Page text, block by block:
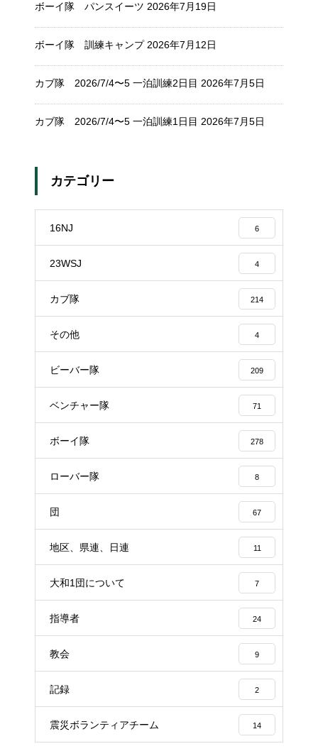
ボーイ隊 パンスイーツ 2026年7月19日
ボーイ隊 訓練キャンプ 2026年7月12日
カブ隊 2026/7/4〜5 一泊訓練2日目 2026年7月5日
カブ隊 2026/7/4〜5 一泊訓練1日目 2026年7月5日
カテゴリー
16NJ 6
23WSJ 4
カブ隊 214
その他 4
ビーバー隊 209
ベンチャー隊 71
ボーイ隊 278
ローバー隊 8
団 67
地区、県連、日連 11
大和1団について 7
指導者 24
教会 9
記録 2
震災ボランティアチーム 14